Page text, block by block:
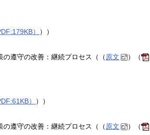
） ））
遵守の改善：継続プロセス（（ 原文 ）（
） ））
遵守の改善：継続プロセス（（ 原文 ）（